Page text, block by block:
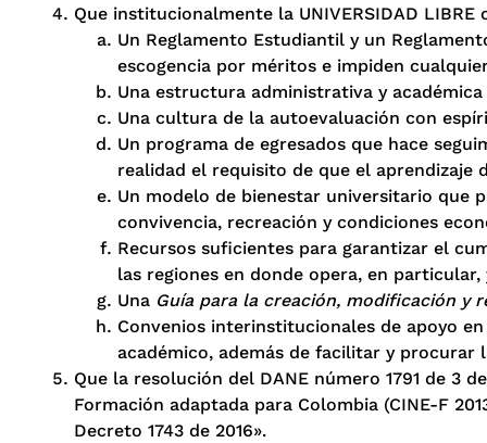
Que institucionalmente la UNIVERSIDAD LIBRE
Un Reglamento Estudiantil y un
escogencia por méritos e impiden
Una estructura administrativa y
Una cultura de la autoevaluación con
Un programa de egresados que hace
realidad el requisito de que el aprendizaje
Un modelo de bienestar universitario que
convivencia, recreación y condiciones
Recursos suficientes para garantizar el
las regiones en donde opera, en particular,
Una Guía para la creación, modificación y
Convenios interinstitucionales de apoyo
académico, además de facilitar y
Que la resolución del DANE número 1791 de 3
Formación adaptada para Colombia (CINE-F
Decreto 1743 de 2016».